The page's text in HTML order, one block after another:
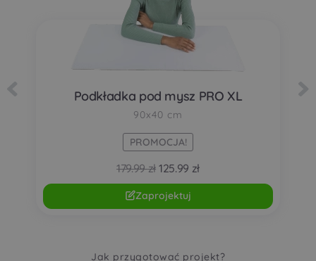
Podkładka pod mysz PRO XL
90x40 cm
PROMOCJA!
179.99zł Pierwotna
cena
wynosiła:
179.99 zł.
125.99 złAktualna
cena
125.99 zł.
Zaprojektuj
Jak przygotować projekt?